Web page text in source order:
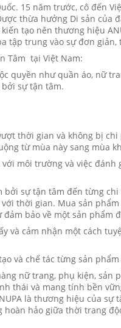
15 năm trước, cô đến
thừa hưởng Di sản của
tạo nên thương hiệu
tập trung vào sự đơn
Tâm tại Việt Nam:
quyền như quần áo, nữ
sự tận tâm.
thời gian và không bị
từ mùa này sang mùa
môi trường và việc đánh
bởi sự tận tâm đến từng
thời gian. Mua sản phẩm
bảo về một sản phẩm
và cảm nhận một cách
và chế tác từng sản phẩm
nữ trang, phụ kiện, sản
thái và mang tính bền
là thương hiệu của sự
hảo giữa thời trang